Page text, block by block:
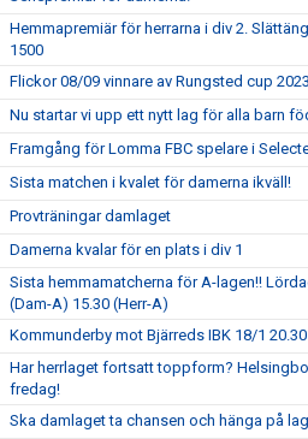
Hemmapremiär för herrarna i div 2.
1500
Flickor 08/09 vinnare av Rungsted cup 2023
Nu startar vi upp ett nytt lag för alla barn
Framgång för Lomma FBC spelare i
Sista matchen i kvalet för damerna ikväll!
Provträningar damlaget
Damerna kvalar för en plats i div 1
Sista hemmamatcherna för A-lagen!!
(Dam-A) 15.30 (Herr-A)
Kommunderby mot Bjärreds IBK 18/1
Har herrlaget fortsatt toppform?
fredag!
Ska damlaget ta chansen och hänga på